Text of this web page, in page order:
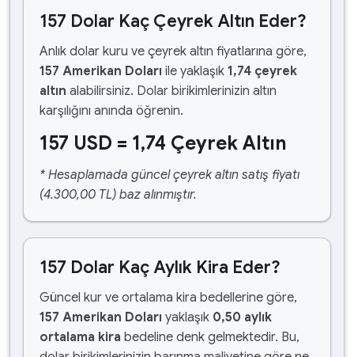
157 Dolar Kaç Çeyrek Altın Eder?
Anlık dolar kuru ve çeyrek altın fiyatlarına göre,
157 Amerikan Doları ile yaklaşık 1,74 çeyrek
altın alabilirsiniz. Dolar birikimlerinizin altın
karşılığını anında öğrenin.
157 USD = 1,74 Çeyrek Altın
* Hesaplamada güncel çeyrek altın satış fiyatı
(4.300,00 TL) baz alınmıştır.
157 Dolar Kaç Aylık Kira Eder?
Güncel kur ve ortalama kira bedellerine göre,
157 Amerikan Doları yaklaşık 0,50 aylık
ortalama kira bedeline denk gelmektedir. Bu,